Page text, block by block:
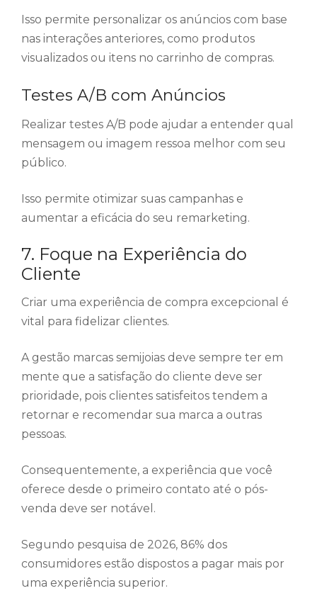
Isso permite personalizar os anúncios com base
nas interações anteriores, como produtos
visualizados ou itens no carrinho de compras.
Testes A/B com Anúncios
Realizar testes A/B pode ajudar a entender qual
mensagem ou imagem ressoa melhor com seu
público.
Isso permite otimizar suas campanhas e
aumentar a eficácia do seu remarketing.
7. Foque na Experiência do
Cliente
Criar uma experiência de compra excepcional é
vital para fidelizar clientes.
A gestão marcas semijoias deve sempre ter em
mente que a satisfação do cliente deve ser
prioridade, pois clientes satisfeitos tendem a
retornar e recomendar sua marca a outras
pessoas.
Consequentemente, a experiência que você
oferece desde o primeiro contato até o pós-
venda deve ser notável.
Segundo pesquisa de 2026, 86% dos
consumidores estão dispostos a pagar mais por
uma experiência superior.